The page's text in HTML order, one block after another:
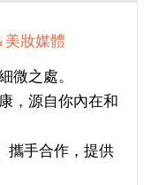
美妝媒體
微之處。
，源自你內在和
攜手合作，提供